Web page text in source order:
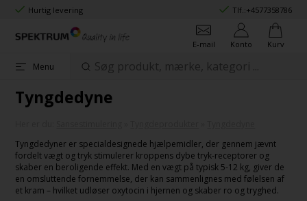
Hurtig levering Tlf.:+4577358786
E-mail Konto Kurv
Menu
Tyngdedyne
Tyngdedyner er specialdesignede hjælpemidler, der gennem jævnt
fordelt vægt og tryk stimulerer kroppens dybe tryk-receptorer og
skaber en beroligende effekt. Med en vægt på typisk 5-12 kg, giver de
en omsluttende fornemmelse, der kan sammenlignes med følelsen af
et kram – hvilket udløser oxytocin i hjernen og skaber ro og tryghed.